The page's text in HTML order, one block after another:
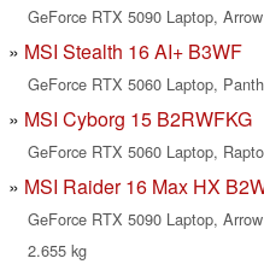
GeForce RTX 5090 Laptop,
MSI Stealth 16 AI+ B3WF
GeForce RTX 5060 Laptop,
MSI Cyborg 15 B2RWFKG
GeForce RTX 5060 Laptop,
MSI Raider 16 Max HX
GeForce RTX 5090 Laptop,
2.655 kg